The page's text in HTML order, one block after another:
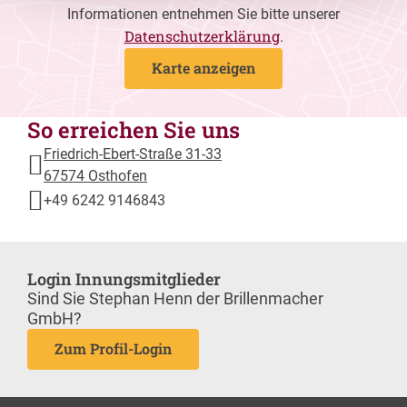
Informationen entnehmen Sie bitte unserer
Datenschutzerklärung.
Karte anzeigen
So erreichen Sie uns
Friedrich-Ebert-Straße 31-33
67574 Osthofen
+49 6242 9146843
Login Innungsmitglieder
Sind Sie Stephan Henn der Brillenmacher
GmbH?
Zum Profil-Login